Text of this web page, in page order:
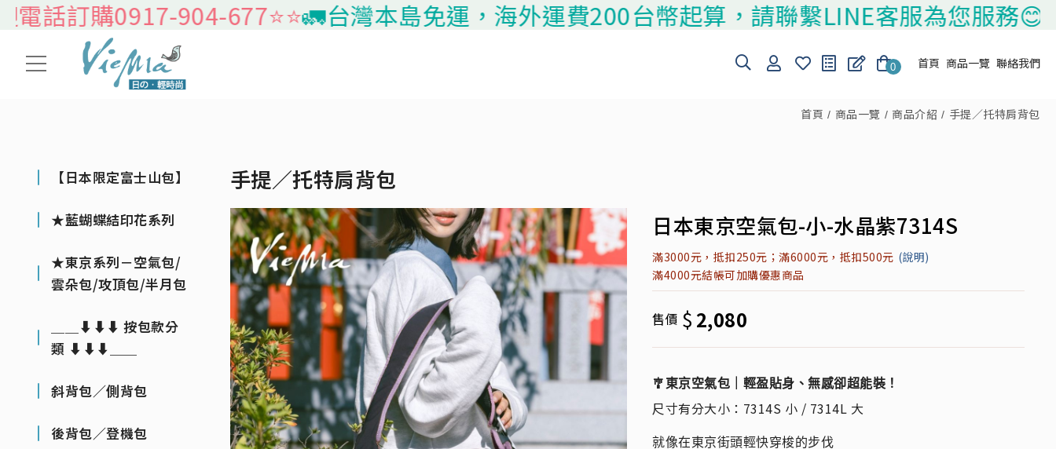
訂購0917-904-677⭐️⭐️🚛台灣本島免運，海外運費200台幣起算，請聯繫LINE客服為您服務😊
0 首頁 商品一覽 聯絡我們
首頁 商品一覽 商品介紹 手提／托特肩背包
【日本限定富士山包】
★藍蝴蝶結印花系列
★東京系列－空氣包/
雲朵包/攻頂包/半月包
＿＿⬇⬇⬇ 按包款分
類 ⬇⬇⬇＿＿
斜背包／側背包
後背包／登機包
手提／托特肩背包
日本東京空氣包-小-水晶紫7314S
滿3000元，抵扣250元；滿6000元，抵扣500元 (說明)
滿4000元結帳可加購優惠商品
售價 $ 2,080
🎐東京空氣包｜輕盈貼身、無感卻超能裝！
尺寸有分大小：7314S 小 / 7314L 大
就像在東京街頭輕快穿梭的步伐